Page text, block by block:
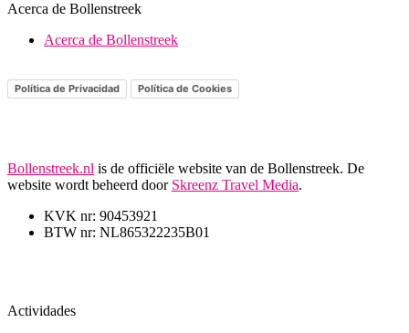
Acerca de Bollenstreek
Acerca de Bollenstreek
Política de Privacidad Política de Cookies
Bollenstreek.nl is de officiële website van de Bollenstreek. De
website wordt beheerd door Skreenz Travel Media.
KVK nr: 90453921
BTW nr: NL865322235B01
Actividades